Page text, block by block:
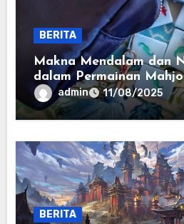
BERITA
Makna Mendalam dan
dalam Permainan
admin 11/08/2025
BERITA